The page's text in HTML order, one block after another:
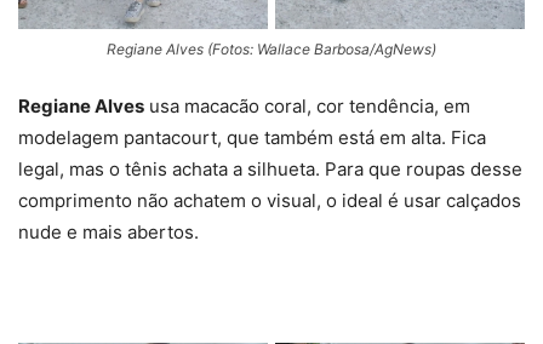
Regiane Alves (Fotos: Wallace Barbosa/AgNews)
Regiane Alves usa macacão coral, cor tendência, em
modelagem pantacourt, que também está em alta. Fica
legal, mas o tênis achata a silhueta. Para que roupas desse
comprimento não achatem o visual, o ideal é usar calçados
nude e mais abertos.